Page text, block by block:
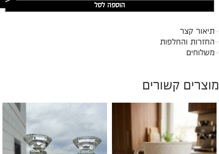
הוספה לסל
תיאור קצר
החזרות והחלפות
משלוחים
מוצרים קשורים